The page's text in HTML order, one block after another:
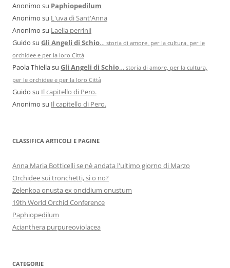
Anonimo su Paphiopedilum
Anonimo su L'uva di Sant'Anna
Anonimo su Laelia perrinii
Guido su Gli Angeli di Schio… storia di amore, per la cultura, per le
orchidee e per la loro Città
Paola Thiellasu Gli Angeli di Schio… storia di amore, per la cultura,
per le orchidee e per la loro Città
Guido su Il capitello di Pero.
Anonimo su Il capitello di Pero.
CLASSIFICA ARTICOLI E PAGINE
Anna Maria Botticelli se nè andata l'ultimo giorno di Marzo
Orchidee sui tronchetti, sì o no?
Zelenkoa onusta ex oncidium onustum
19th World Orchid Conference
Paphiopedilum
Acianthera purpureoviolacea
CATEGORIE